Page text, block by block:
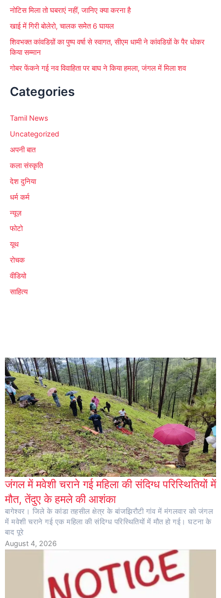
नोटिस मिला तो घबराएं नहीं, जानिए क्या करना है
खाई में गिरी बोलेरो, चालक समेेत 6 घायल
शिवभक्त कांवडिय़ों का पुष्प वर्षा से स्वागत, सीएम धामी ने कांवडिय़ों के पैर धोकर
किया सम्मान
गोबर फेंकने गई नव विवाहिता पर बाघ ने किया हमला, जंगल में मिला शव
Categories
Tamil News
Uncategorized
अपनी बात
कला संस्कृति
देश दुनिया
धर्म कर्म
न्यूज़
फोटो
यूथ
रोचक
वीडियो
साहित्य
जंगल में मवेशी चराने गई महिला की संदिग्ध परिस्थितियों में
मौत, तेंदुए के हमले की आशंका
बागेश्वर। जिले के कांडा तहसील क्षेत्र के बांजझिरौटी गांव में मंगलवार को जंगल
में मवेशी चराने गई एक महिला की संदिग्ध परिस्थितियों में मौत हो गई। घटना के
बाद पूरे
August 4, 2026